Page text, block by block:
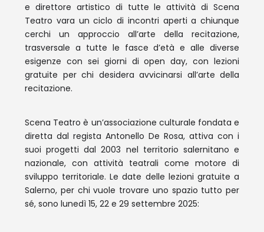
e direttore artistico di tutte le attività di Scena
Teatro vara un ciclo di incontri aperti a chiunque
cerchi un approccio all’arte della recitazione,
trasversale a tutte le fasce d’età e alle diverse
esigenze con sei giorni di open day, con lezioni
gratuite per chi desidera avvicinarsi all’arte della
recitazione.
Scena Teatro è un’associazione culturale fondata e
diretta dal regista Antonello De Rosa, attiva con i
suoi progetti dal 2003 nel territorio salernitano e
nazionale, con attività teatrali come motore di
sviluppo territoriale. Le date delle lezioni gratuite a
Salerno, per chi vuole trovare uno spazio tutto per
sé, sono lunedì 15, 22 e 29 settembre 2025: